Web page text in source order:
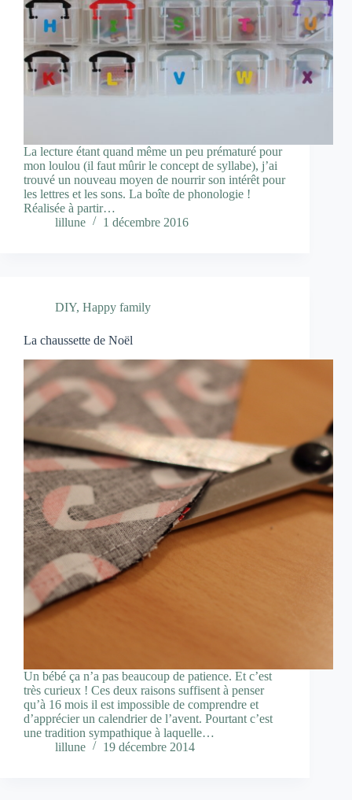
La lecture étant quand même un peu prématuré pour
mon loulou (il faut mûrir le concept de syllabe), j’ai
trouvé un nouveau moyen de nourrir son intérêt pour
les lettres et les sons. La boîte de phonologie !
Réalisée à partir…
lillune
1 décembre 2016
DIY, Happy family
La chaussette de Noël
Un bébé ça n’a pas beaucoup de patience. Et c’est
très curieux ! Ces deux raisons suffisent à penser
qu’à 16 mois il est impossible de comprendre et
d’apprécier un calendrier de l’avent. Pourtant c’est
une tradition sympathique à laquelle…
lillune
19 décembre 2014